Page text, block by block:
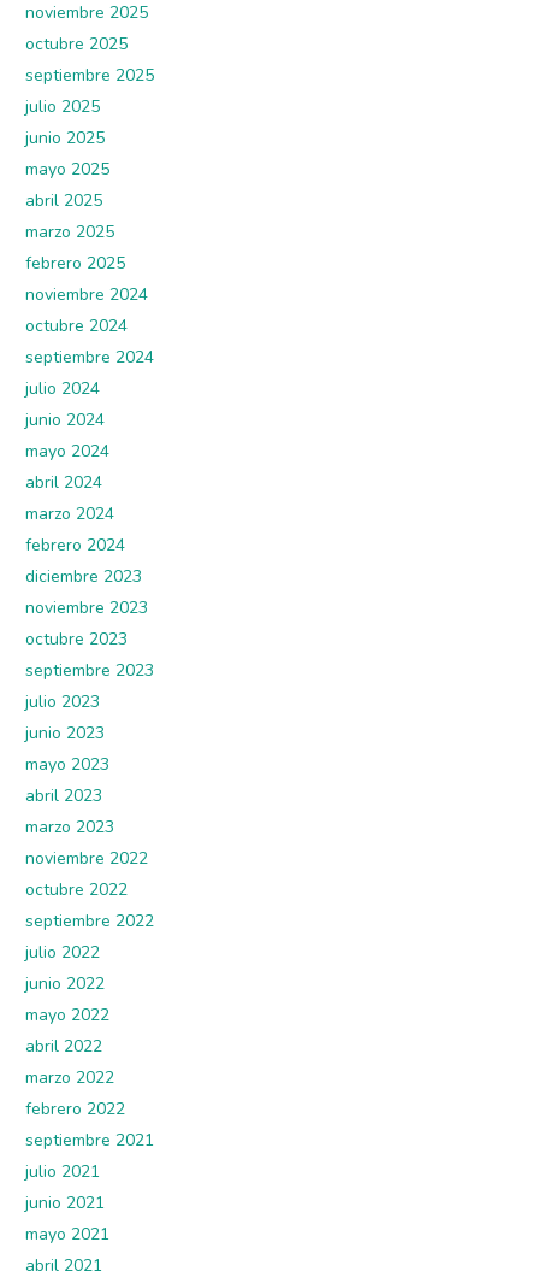
noviembre 2025
octubre 2025
septiembre 2025
julio 2025
junio 2025
mayo 2025
abril 2025
marzo 2025
febrero 2025
noviembre 2024
octubre 2024
septiembre 2024
julio 2024
junio 2024
mayo 2024
abril 2024
marzo 2024
febrero 2024
diciembre 2023
noviembre 2023
octubre 2023
septiembre 2023
julio 2023
junio 2023
mayo 2023
abril 2023
marzo 2023
noviembre 2022
octubre 2022
septiembre 2022
julio 2022
junio 2022
mayo 2022
abril 2022
marzo 2022
febrero 2022
septiembre 2021
julio 2021
junio 2021
mayo 2021
abril 2021